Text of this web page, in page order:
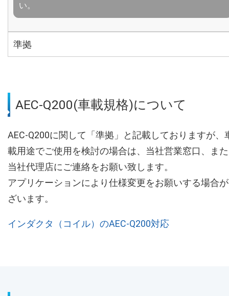
い。
準拠
AEC-Q200(車載規格)について
AEC-Q200に関して「準拠」と記載しておりますが、
載用途でご使用を検討の場合は、当社営業窓口、ま
当社代理店にご連絡をお願い致します。
アプリケーションにより仕様変更をお願いする場合
ざいます。
インダクタ（コイル）のAEC-Q200対応